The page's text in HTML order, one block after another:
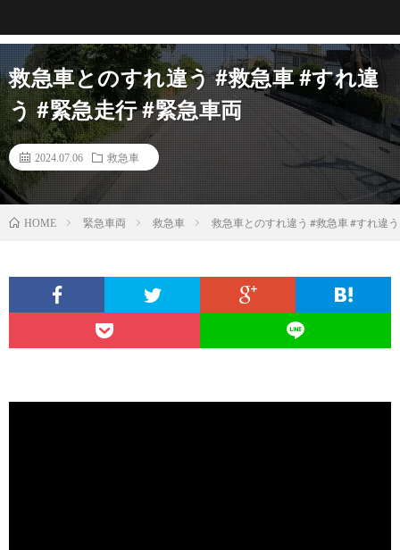
救急車とのすれ違う #救急車 #すれ違
う #緊急走行 #緊急車両
2024.07.06 救急車
HOME 緊急車両 救急車 救急車とのすれ違う #救急車 #すれ違